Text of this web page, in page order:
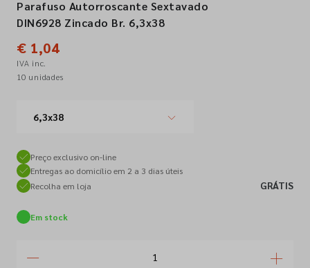
Siga-nos nas redes sociais
Parafuso Autorroscante Sextavado
DIN6928 Zincado Br. 6,3x38
€ 1,04
IVA inc.
10 unidades
6,3x38
Preço exclusivo on-line
Entregas ao domicílio em 2 a 3 dias úteis
Recolha em loja
GRÁTIS
Em stock